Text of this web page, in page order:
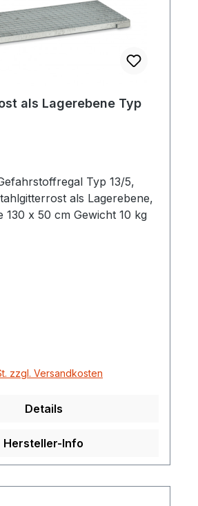
als Lagerebene Typ
Typ 13/5,
zzgl. Versandkosten
Details
Hersteller-Info